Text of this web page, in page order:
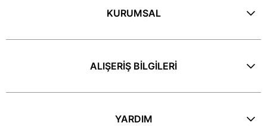
KURUMSAL
ALIŞERİŞ BİLGİLERİ
YARDIM